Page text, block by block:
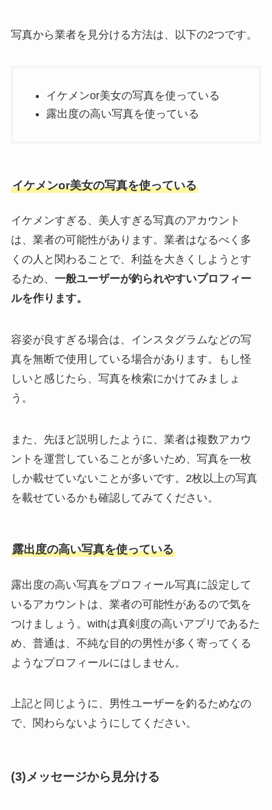
写真から業者を見分ける方法は、以下の2つです。
イケメンor美女の写真を使っている
露出度の高い写真を使っている
イケメンor美女の写真を使っている
イケメンすぎる、美人すぎる写真のアカウント
は、業者の可能性があります。業者はなるべく多
くの人と関わることで、利益を大きくしようとす
るため、 一般ユーザーが釣られやすいプロフィー
ルを作ります。
容姿が良すぎる場合は、インスタグラムなどの写
真を無断で使用している場合があります。もし怪
しいと感じたら、写真を検索にかけてみましょ
う。
また、先ほど説明したように、業者は複数アカウ
ントを運営していることが多いため、写真を一枚
しか載せていないことが多いです。2枚以上の写真
を載せているかも確認してみてください。
露出度の高い写真を使っている
露出度の高い写真をプロフィール写真に設定して
いるアカウントは、業者の可能性があるので気を
つけましょう。withは真剣度の高いアプリであるた
め、普通は、不純な目的の男性が多く寄ってくる
ようなプロフィールにはしません。
上記と同じように、男性ユーザーを釣るためなの
で、関わらないようにしてください。
(3)メッセージから見分ける